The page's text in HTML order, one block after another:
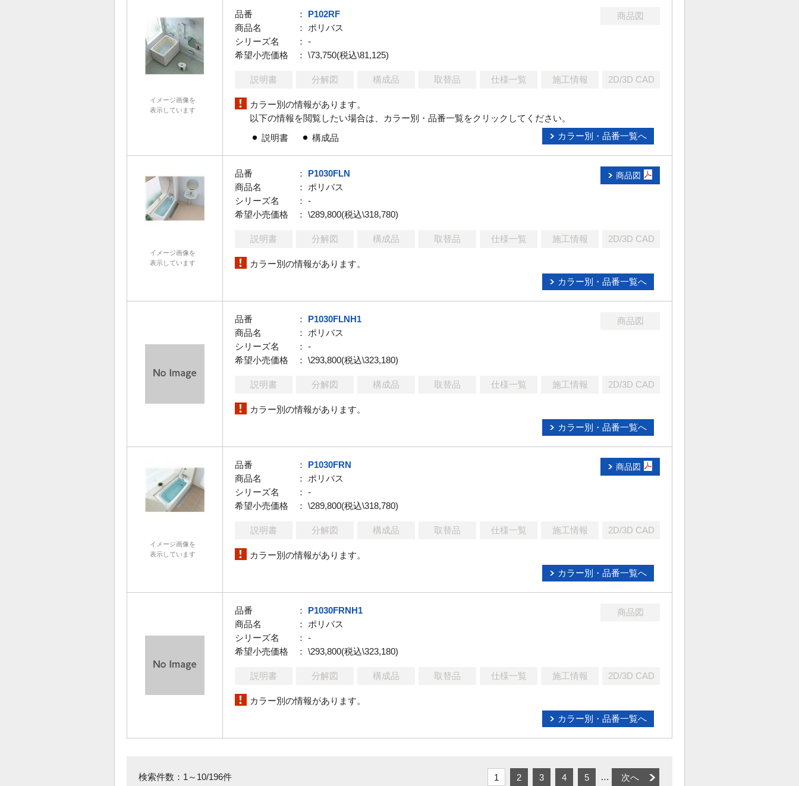
イメージ画像を
表示しています
品番 ： P102RF
商品名
： ポリバス
シリーズ名
： -
希望小売価格
： \73,750(税込\81,125)
商品図
説明書 分解図 構成品 取替品 仕様一覧 施工情報 2D/3D CAD
カラー別の情報があります。
以下の情報を閲覧したい場合は、カラー別・品番一覧をクリックしてください。
説明書
構成品 カラー別・品番一覧へ
イメージ画像を
表示しています
品番 ： P1030FLN
商品名
： ポリバス
シリーズ名
： -
希望小売価格
： \289,800(税込\318,780)
商品図
説明書 分解図 構成品 取替品 仕様一覧 施工情報 2D/3D CAD
カラー別の情報があります。
カラー別・品番一覧へ
品番 ： P1030FLNH1
商品名
： ポリバス
シリーズ名
： -
希望小売価格
： \293,800(税込\323,180)
商品図
説明書 分解図 構成品 取替品 仕様一覧 施工情報 2D/3D CAD
カラー別の情報があります。
カラー別・品番一覧へ
イメージ画像を
表示しています
品番 ： P1030FRN
商品名
： ポリバス
シリーズ名
： -
希望小売価格
： \289,800(税込\318,780)
商品図
説明書 分解図 構成品 取替品 仕様一覧 施工情報 2D/3D CAD
カラー別の情報があります。
カラー別・品番一覧へ
品番 ： P1030FRNH1
商品名
： ポリバス
シリーズ名
： -
希望小売価格
： \293,800(税込\323,180)
商品図
説明書 分解図 構成品 取替品 仕様一覧 施工情報 2D/3D CAD
カラー別の情報があります。
カラー別・品番一覧へ
検索件数：1～10/196件 1 2 3 4 5 … 次へ